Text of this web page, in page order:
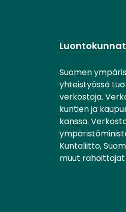
Luontokunnat
Suomen
yhteistyössä
verkostoja.
kuntien ja
kanssa.
Kuntaliitto,
muut